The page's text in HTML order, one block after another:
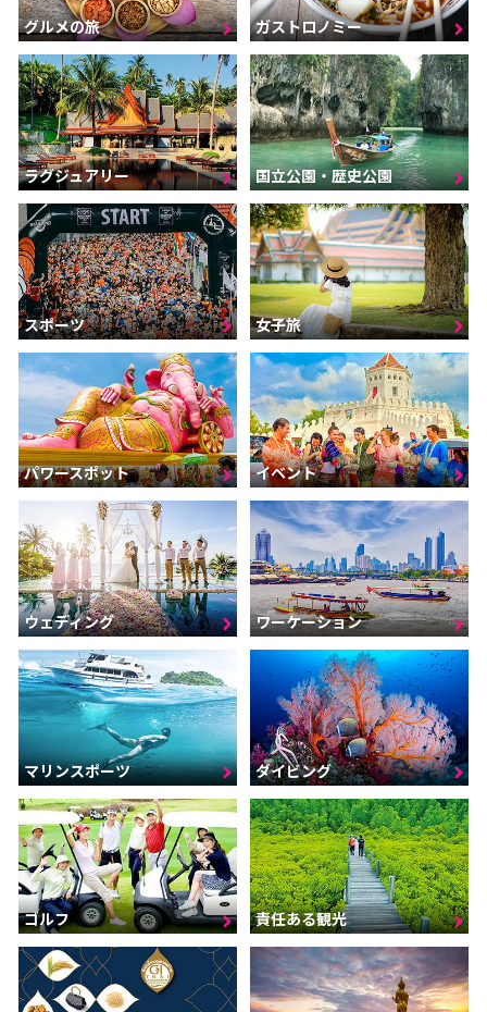
グルメの旅 ガストロノミー
ラグジュアリー 国立公園・歴史公園
スポーツ 女子旅
パワースポット イベント
ウェディング ワーケーション
マリンスポーツ ダイビング
ゴルフ 責任ある観光